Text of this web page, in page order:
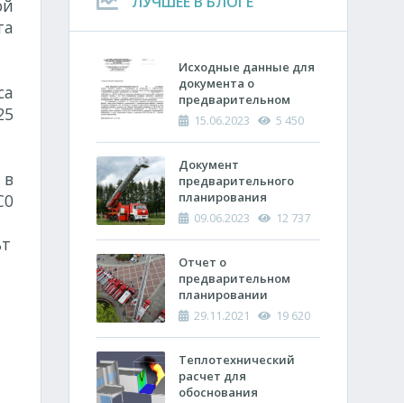
Исходные данные для
документа о
предварительном
планировании
подразделений по
тушению пожара
15.06.2023 5 450
Документ
предварительного
планирования
действий по тушению
спасательных работ
(ОПП)
09.06.2023 12 737
Отчет о
предварительном
планировании
действий пожарно-
тушению пожара и
проведению
аварийно-
29.11.2021 19 620
Теплотехнический
расчет ​для
обоснования